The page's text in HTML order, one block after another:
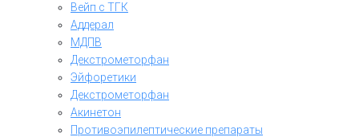
Вейп с ТГК
Аддерал
МДПВ
Декстрометорфан
Эйфоретики
Декстрометорфан
Акинетон
Противоэпилептические препараты